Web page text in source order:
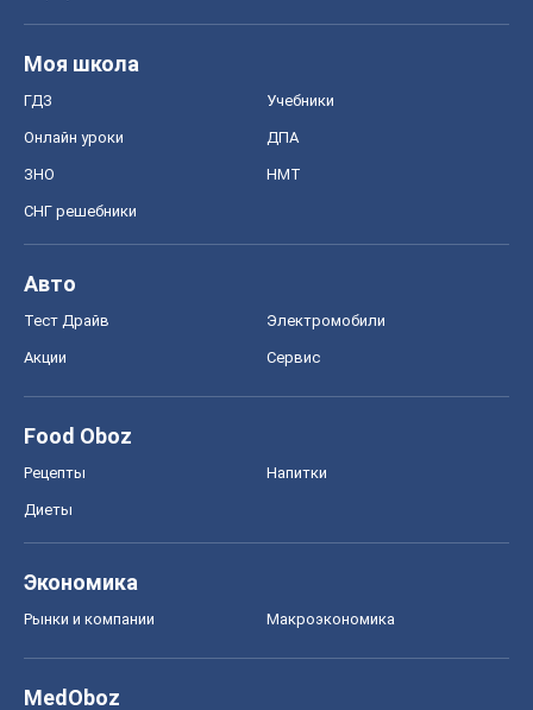
Моя школа
ГДЗ Учебники
Онлайн уроки ДПА
ЗНО НМТ
СНГ решебники
Авто
Тест Драйв Электромобили
Акции Сервис
Food Oboz
Рецепты Напитки
Диеты
Экономика
Рынки и компании Mакроэкономика
MedOboz